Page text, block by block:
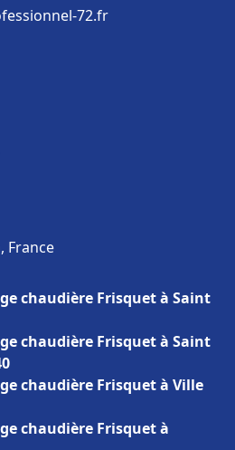
72.fr
France
chaudière Frisquet à Saint
chaudière Frisquet à Saint
chaudière Frisquet à Ville
chaudière Frisquet à